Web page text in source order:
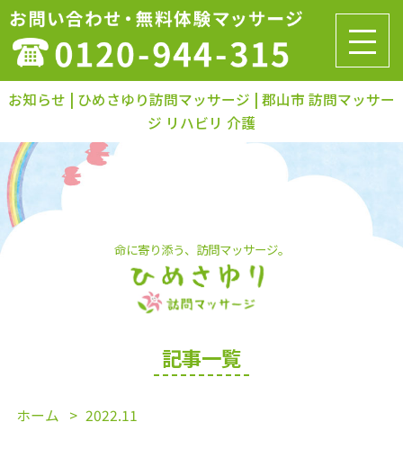
お知らせ | ひめさゆり訪問マッサージ | 郡山市 訪問マッサー
ジ リハビリ 介護
命に寄り添う、訪問マッサージ。
記事一覧
ホーム 2022.11